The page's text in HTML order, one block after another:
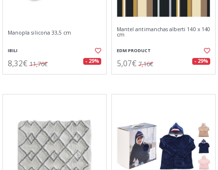
Manopla silicona 33,5 cm
IBILI
8,32€ 11,76€ - 29%
Mantel antimanchas alberti 140 x 140
cm
EDM PRODUCT
5,07€ 7,16€ - 29%